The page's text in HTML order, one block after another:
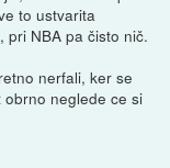
to ustvarita
pri NBA pa čisto nič.
nerfali, ker se
neglede ce si